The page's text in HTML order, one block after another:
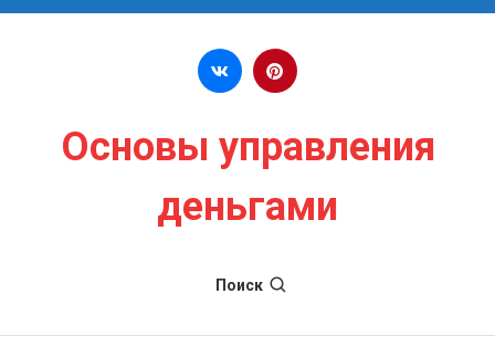
Перейти к содержимому
Основы управления
деньгами
Поиск